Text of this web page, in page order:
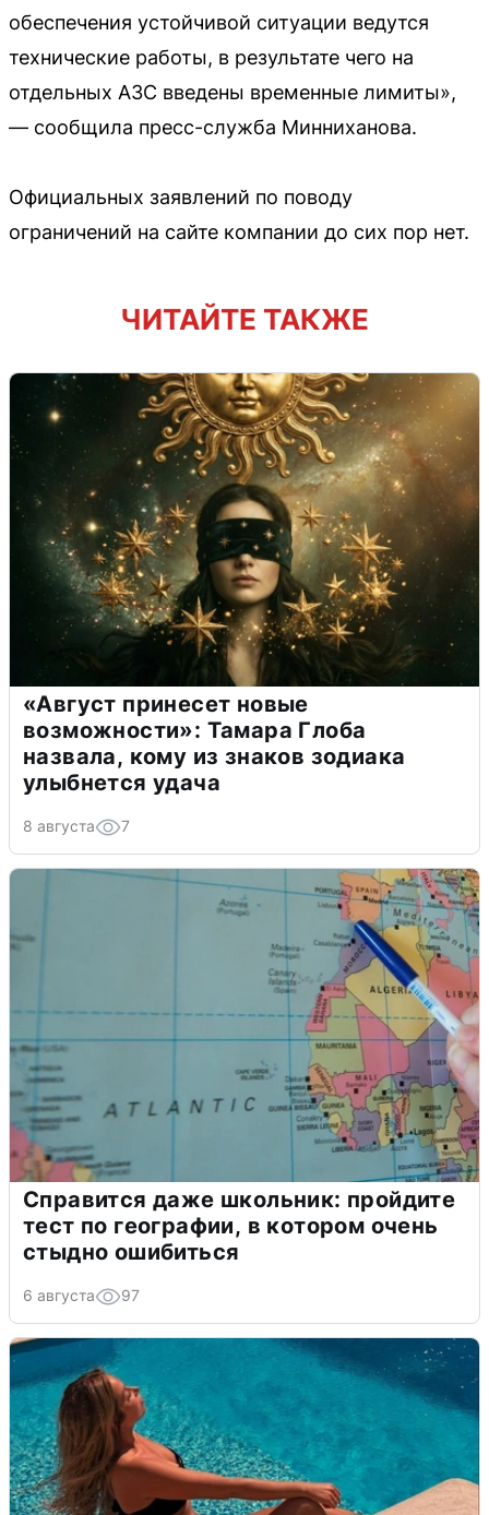
обеспечения устойчивой ситуации ведутся
технические работы, в результате чего на
отдельных АЗС введены временные лимиты»,
— сообщила пресс-служба Минниханова.
Официальных заявлений по поводу
ограничений на сайте компании до сих пор нет.
ЧИТАЙТЕ ТАКЖЕ
«Август принесет новые
возможности»: Тамара Глоба
назвала, кому из знаков зодиака
улыбнется удача
8 августа 7
Справится даже школьник: пройдите
тест по географии, в котором очень
стыдно ошибиться
6 августа 97